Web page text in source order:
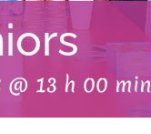
@ 13 h 00 min